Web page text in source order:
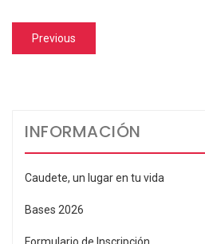
Navegación
de
Previous
post:
INFORMACIÓN
Caudete, un lugar en tu vida
Bases 2026